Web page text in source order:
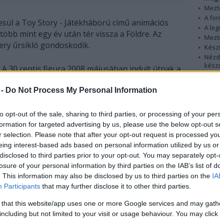
Do Not Process My Personal Information
opt-out of the sale, sharing to third parties, or processing of your
for targeted advertising by us, please use the below opt-out
selection. Please note that after your opt-out request is processed
interest-based ads based on personal information utilized by us
to third parties prior to your opt-out. You may separately
of your personal information by third parties on the IAB’s list of
This information may also be disclosed by us to third parties on the
Participants that may further disclose it to other third parties.
that this website/app uses one or more Google services and may
but not limited to your visit or usage behaviour. You may
a Toy Story - Játékháború című animációs
mint egy év után tér vissza a Földre. Az
űrsikló gondoskodik.
A 30 centis figura 2008 májusában indult útnak a
Endeavor űrsikló legénységének tagjaként tért
Disney-stúdió azonban meghosszabbította Buzz
küldetését, mivel az általa teljesített oktatási
misszió hatalmas siker volt a Földön.
Buzz Lightyear hazarendelése éppen egybeesik a
Toy Story - Játékháború 1. és 2. részének felújított
kiadásával, a filmek jövő hónapban kerülnek a
mozikba. A Disney hatalmas parádét tervez Buzz
Űrállomás leghosszabb ideig szolgáló
- mondta Todd Heiden, a Disney World
A
A